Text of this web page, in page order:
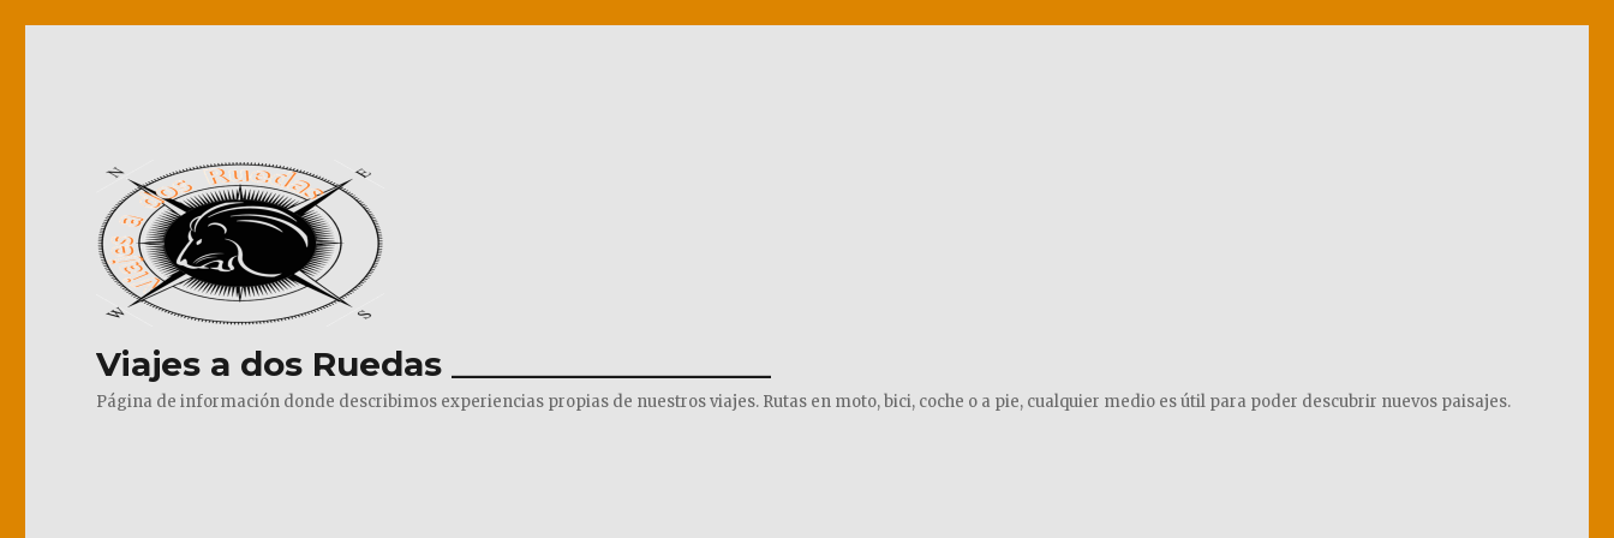
Viajes a dos Ruedas ___________________
Página de información donde describimos experiencias propias de nuestros viajes. Rutas en moto, bici, coche o a pie, cualquier medio es útil para poder descubrir nuevos paisajes.